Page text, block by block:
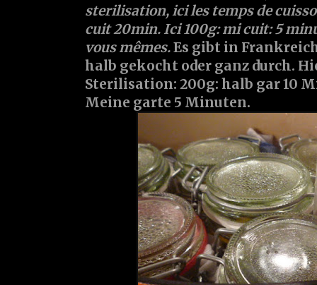
sterilisation, ici les temps de
cuit 20min. Ici 100g: mi cuit: 5
vous mêmes.Es gibt in
halb gekocht oder ganz durch.
Sterilisation: 200g: halb gar 10
Meine garte 5 Minuten.